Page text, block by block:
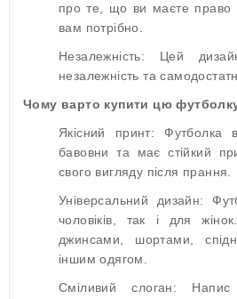
про те, що ви маєте право
вам потрібно.
Незалежність: Цей
незалежність та
Чому варто купити цю
Якісний принт: Футболка
бавовни та має стійкий
свого вигляду після прання.
Універсальний дизайн:
чоловіків, так і для
джинсами, шортами,
іншим одягом.
Сміливий слоган: